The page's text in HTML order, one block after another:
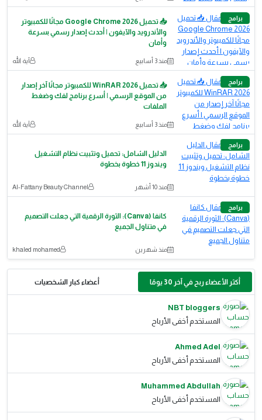
برامج
📥 تحميل Google Chrome 2026 مجانًا للكمبيوتر
والأندرويد والآيفون | أحدث إصدار رسمي بسرعة
وأمان
منذ 3 أسابيع آية الله
برامج
📥 تحميل WinRAR 2026 للكمبيوتر مجانًا آخر إصدار
من الموقع الرسمي | أسرع برنامج لفك وضغط
الملفات
منذ 3 أسابيع آية الله
برامج
الدليل الشامل: تحميل وتثبيت نظام التشغيل
ويندوز 11 خطوة بخطوة
منذ 10 أشهر Al-Fattany Beauty Channel
برامج
كانفا (Canva): الثورة الرقمية التي جعلت التصميم
في متناول الجميع
منذ شهرين khaled mohamed
أكثر الأعضاء ربح في آخر 30 يومًا أعضاء كبار الشخصيات
NBT bloggers
المستخدم أخفى الأرباح
Ahmed Adel
المستخدم أخفى الأرباح
Muhammed Abdullah
المستخدم أخفى الأرباح